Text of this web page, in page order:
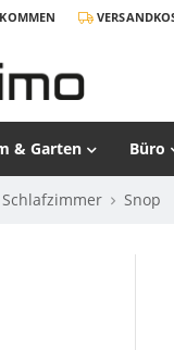
& Garten Büro
Schlafzimmer Snop